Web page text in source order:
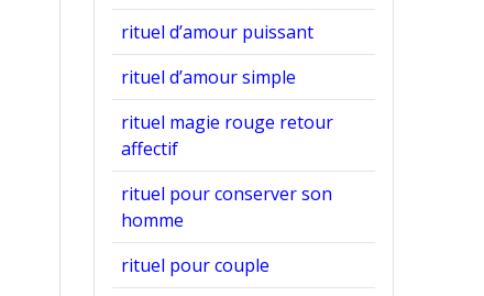
rituel d’amour puissant
rituel d’amour simple
rituel magie rouge retour
affectif
rituel pour conserver son
homme
rituel pour couple